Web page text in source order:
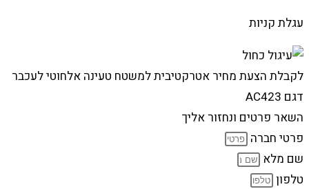
עגלת קניות
לקבלת הצעת מחיר אטרקטיבית למשטח טעינה אלחוטי לעכבר
דגם AC423
השאר פרטים ונחזור אליך
פרטי חברה
שם מלא
טלפון